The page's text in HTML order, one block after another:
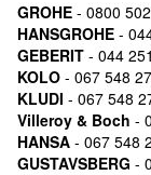
GROHE - 0800
HANSGROHE -
GEBERIT - 044
KOLO - 067 548
KLUDI - 067 548
Villeroy & Boch -
HANSA - 067 548
GUSTAVSBERG -